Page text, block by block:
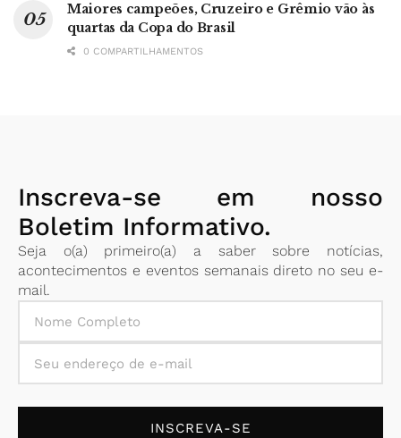
Maiores campeões, Cruzeiro e Grêmio vão às
quartas da Copa do Brasil
0 COMPARTILHAMENTOS
Inscreva-se em nosso
Boletim Informativo.
Seja o(a) primeiro(a) a saber sobre notícias,
acontecimentos e eventos semanais direto no seu e-
mail.
INSCREVA-SE